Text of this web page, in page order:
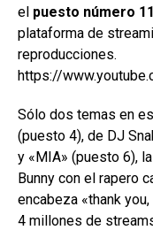
el puesto número
plataforma de
reproducciones.
https://
Sólo dos temas en
(puesto 4), de DJ
y «MIA» (puesto 6),
Bunny con el rapero
encabeza «thank
4 millones de